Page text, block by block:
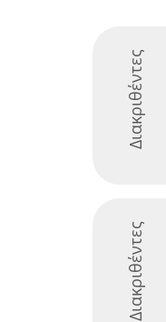
Διακριθέντες
Διακριθέντες